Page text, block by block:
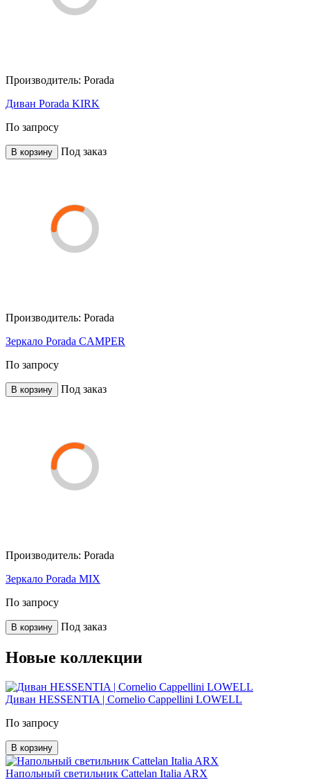
Производитель: Porada
Диван Porada KIRK
По запросу
В корзину Под заказ
Производитель: Porada
Зеркало Porada CAMPER
По запросу
В корзину Под заказ
Производитель: Porada
Зеркало Porada MIX
По запросу
В корзину Под заказ
Новые коллекции
Диван HESSENTIA | Cornelio Cappellini LOWELL
По запросу
В корзину
Напольный светильник Cattelan Italia ARX